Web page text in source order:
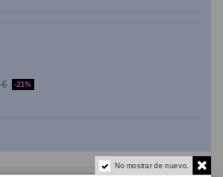
€ -21%
No mostrar de nuevo.